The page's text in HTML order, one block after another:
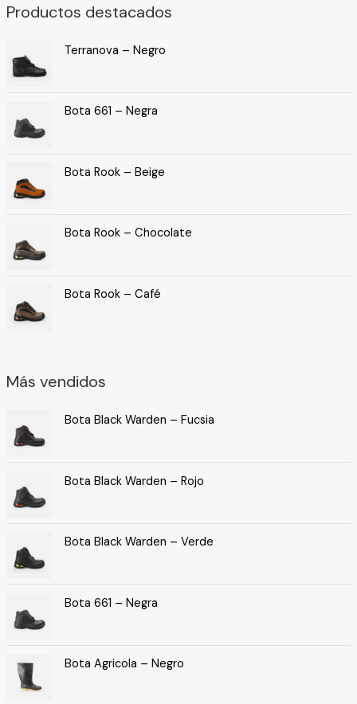
Productos destacados
Terranova – Negro
Bota 661 – Negra
Bota Rook – Beige
Bota Rook – Chocolate
Bota Rook – Café
Más vendidos
Bota Black Warden – Fucsia
Bota Black Warden – Rojo
Bota Black Warden – Verde
Bota 661 – Negra
Bota Agricola – Negro